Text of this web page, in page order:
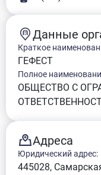
Данные
Краткое
ГЕФЕСТ
Полное
ОБЩЕСТВО С
Адреса
Юридический адрес:
445028,